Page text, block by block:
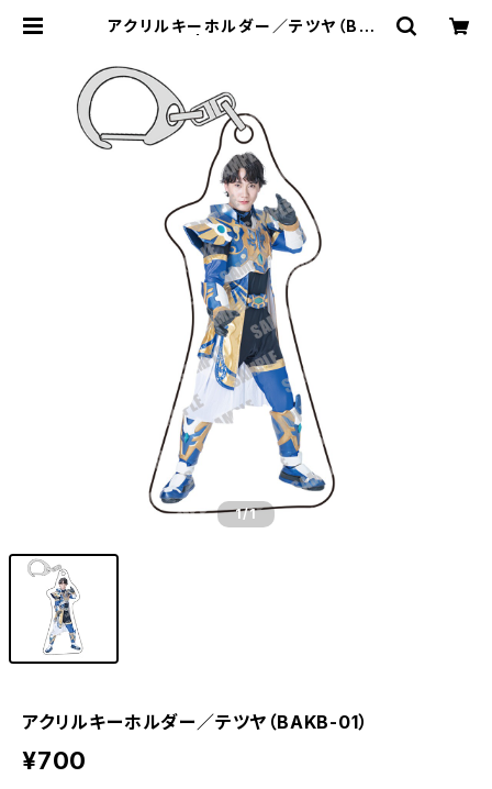
アクリルキーホルダー／テツヤ（BAK
1/1
アクリルキーホルダー／テツヤ（BAKB-01）
¥700